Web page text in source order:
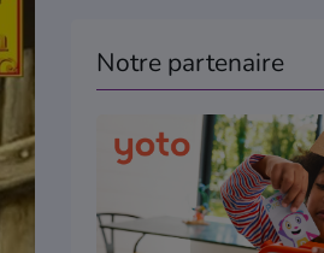
Notre partenaire